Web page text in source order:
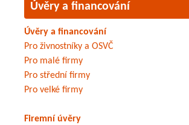
Úvěry a financování
Úvěry a financování
Pro živnostníky a OSVČ
Pro malé firmy
Pro střední firmy
Pro velké firmy
Firemní úvěry